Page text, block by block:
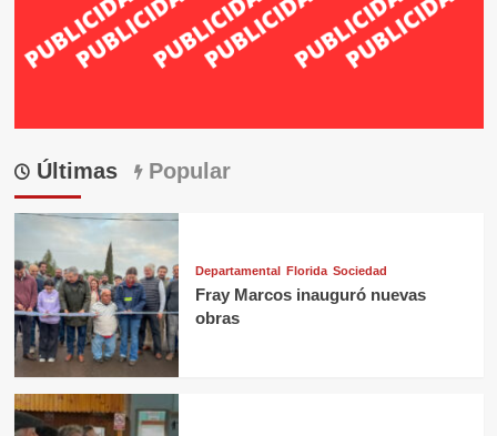
Últimas Popular
Departamental Florida Sociedad
Fray Marcos inauguró nuevas
obras